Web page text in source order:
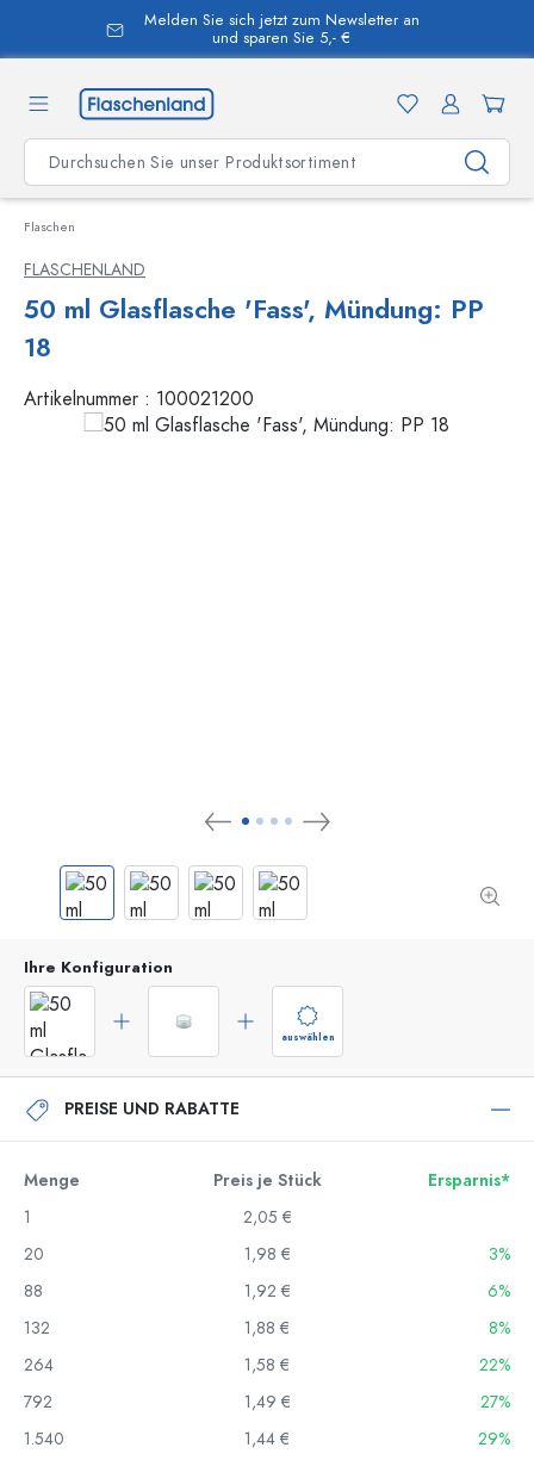
springen
Melden Sie sich jetzt zum Newsletter an
und sparen Sie 5,- €
Flaschen
FLASCHENLAND
50 ml Glasflasche 'Fass', Mündung: PP
18
Artikelnummer : 100021200
Ihre Konfiguration
auswählen
PREISE UND RABATTE
Menge Preis je Stück
Ersparnis*
1
2,05 €
20
1,98 €
3%
88
1,92 €
6%
132
1,88 €
8%
264
1,58 €
22%
792
1,49 €
27%
1.540
1,44 €
29%